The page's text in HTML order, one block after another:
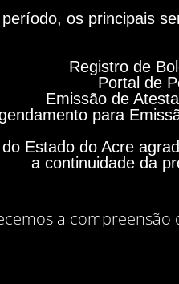
os principais
Registro de
Portal de
Emissão de
para
Estado do Acre
a continuidade da
a